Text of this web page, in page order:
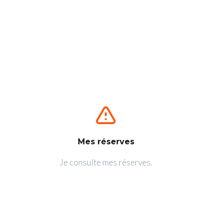
Mes réserves
Je consulte mes réserves.